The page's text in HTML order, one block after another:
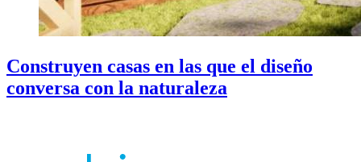
Construyen casas en las que el diseño
conversa con la naturaleza